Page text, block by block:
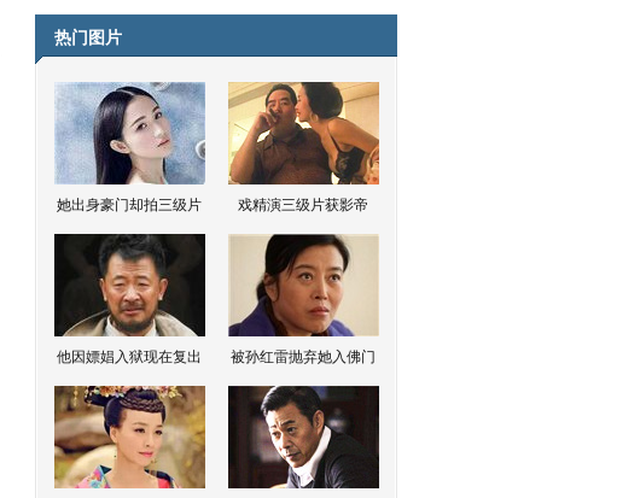
热门图片
她出身豪门却拍三级片 戏精演三级片获影帝
他因嫖娼入狱现在复出 被孙红雷抛弃她入佛门